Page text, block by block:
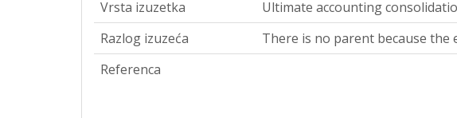
Vrsta izuzetka
Ultimate accounting
Razlog izuzeća
There is no parent because
Referenca